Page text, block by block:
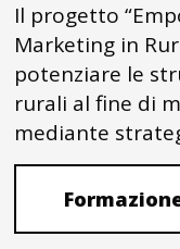
Il progetto
Marketing in
potenziare le
rurali al fine di
mediante